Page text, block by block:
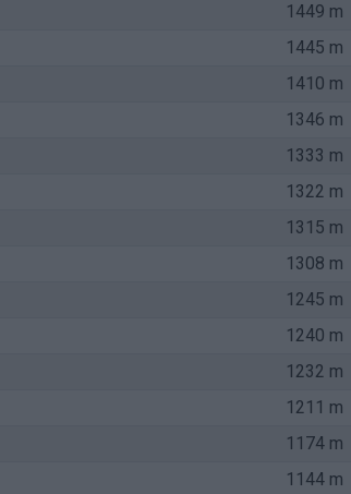
1449 m
1445 m
1410 m
1346 m
1333 m
1322 m
1315 m
1308 m
1245 m
1240 m
1232 m
1211 m
1174 m
1144 m